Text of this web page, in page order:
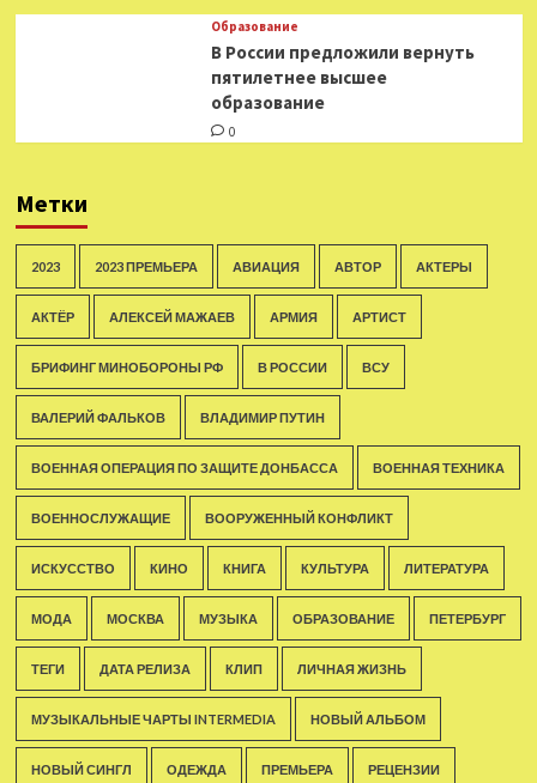
Образование
В России предложили вернуть
пятилетнее высшее
образование
0
Метки
2023 2023 ПРЕМЬЕРА АВИАЦИЯ АВТОР АКТЕРЫ
АКТЁР АЛЕКСЕЙ МАЖАЕВ АРМИЯ АРТИСТ
БРИФИНГ МИНОБОРОНЫ РФ В РОССИИ ВСУ
ВАЛЕРИЙ ФАЛЬКОВ ВЛАДИМИР ПУТИН
ВОЕННАЯ ОПЕРАЦИЯ ПО ЗАЩИТЕ ДОНБАССА ВОЕННАЯ ТЕХНИКА
ВОЕННОСЛУЖАЩИЕ ВООРУЖЕННЫЙ КОНФЛИКТ
ИСКУССТВО КИНО КНИГА КУЛЬТУРА ЛИТЕРАТУРА
МОДА МОСКВА МУЗЫКА ОБРАЗОВАНИЕ ПЕТЕРБУРГ
ТЕГИ ДАТА РЕЛИЗА КЛИП ЛИЧНАЯ ЖИЗНЬ
МУЗЫКАЛЬНЫЕ ЧАРТЫ INTERMEDIA НОВЫЙ АЛЬБОМ
НОВЫЙ СИНГЛ ОДЕЖДА ПРЕМЬЕРА РЕЦЕНЗИИ